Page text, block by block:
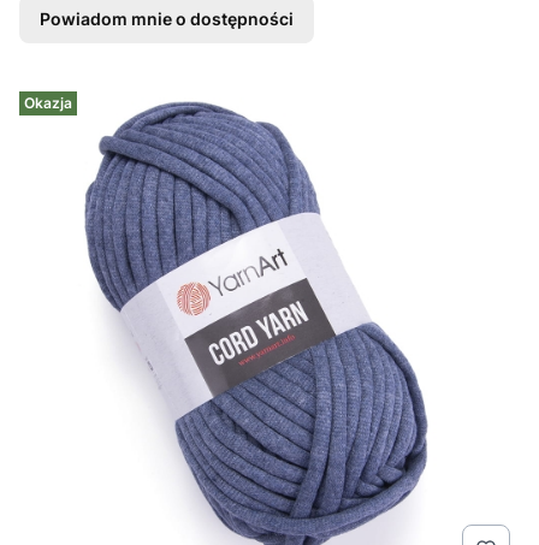
Powiadom mnie o dostępności
Okazja